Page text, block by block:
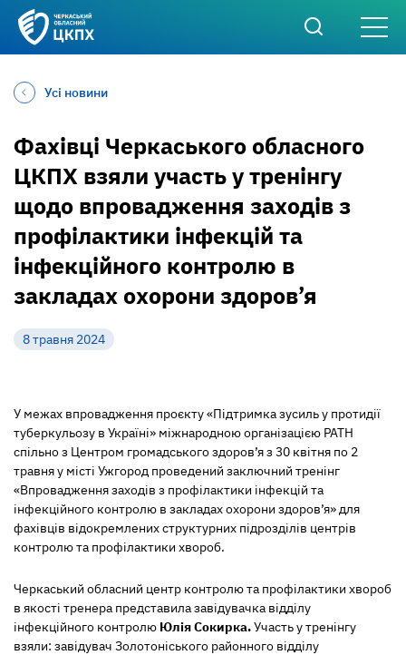
Усі новини
Фахівці Черкаського обласного
ЦКПХ взяли участь у тренінгу
щодо впровадження заходів з
профілактики інфекцій та
інфекційного контролю в
закладах охорони здоров’я
8 травня 2024
У межах впровадження проєкту «Підтримка зусиль у протидії
туберкульозу в Україні» міжнародною організацією PATH
спільно з Центром громадського здоров’я з 30 квітня по 2
травня у місті Ужгород проведений заключний тренінг
«Впровадження заходів з профілактики інфекцій та
інфекційного контролю в закладах охорони здоров’я» для
фахівців відокремлених структурних підрозділів центрів
контролю та профілактики хвороб.
Черкаський обласний центр контролю та профілактики хвороб
в якості тренера представила завідувачка відділу
інфекційного контролю Юлія Сокирка.Участь у тренінгу
взяли: завідувач Золотоніського районного відділу